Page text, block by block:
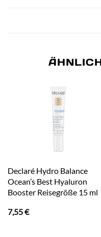
Declaré Hydro Balance
Ocean’s Best Hyaluron
Booster Reisegröße 15 ml
7,55€